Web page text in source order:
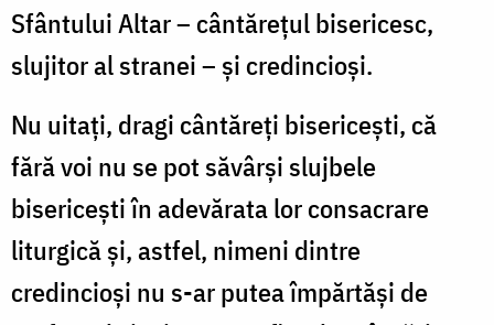
Sfântului Altar – cântărețul bisericesc,
slujitor al stranei – și credincioși.
Nu uitați, dragi cântăreți bisericești, că
fără voi nu se pot săvârși slujbele
bisericești în adevărata lor consacrare
liturgică și, astfel, nimeni dintre
credincioși nu s-ar putea împărtăși de